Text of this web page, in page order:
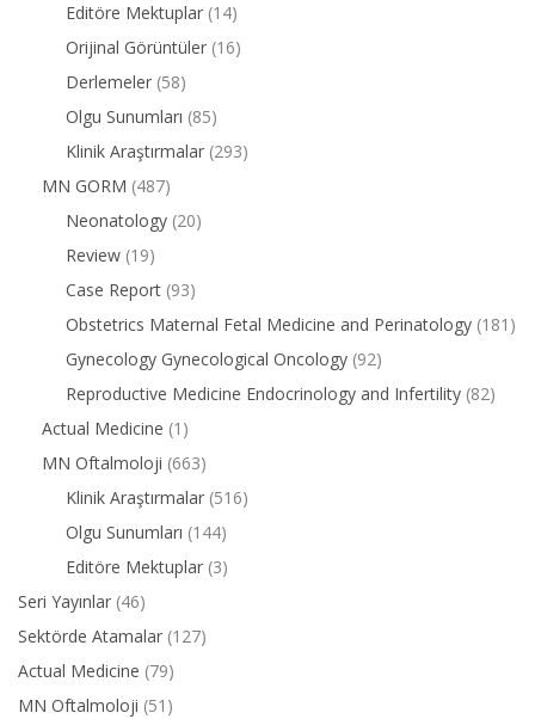
Editöre Mektuplar (14)
Orijinal Görüntüler (16)
Derlemeler (58)
Olgu Sunumları (85)
Klinik Araştırmalar (293)
MN GORM (487)
Neonatology (20)
Review (19)
Case Report (93)
Obstetrics Maternal Fetal Medicine and Perinatology (181)
Gynecology Gynecological Oncology (92)
Reproductive Medicine Endocrinology and Infertility (82)
Actual Medicine (1)
MN Oftalmoloji (663)
Klinik Araştırmalar (516)
Olgu Sunumları (144)
Editöre Mektuplar (3)
Seri Yayınlar (46)
Sektörde Atamalar (127)
Actual Medicine (79)
MN Oftalmoloji (51)